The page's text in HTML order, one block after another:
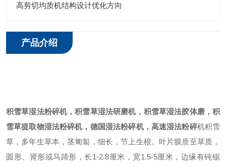
高剪切均质机结构设计优化方向
产品介绍
积雪草湿法粉碎机，积雪草湿法研磨机，积雪草湿法胶体磨，积
雪草提取物湿法粉碎机，德国湿法粉碎机，高速湿法粉碎机积雪
草，多年生草本，茎匍匐，细长，节上生根。叶片膜质至草质，
圆形、肾形或马蹄形，长1-2.8厘米，宽1.5-5厘米，边缘有钝锯